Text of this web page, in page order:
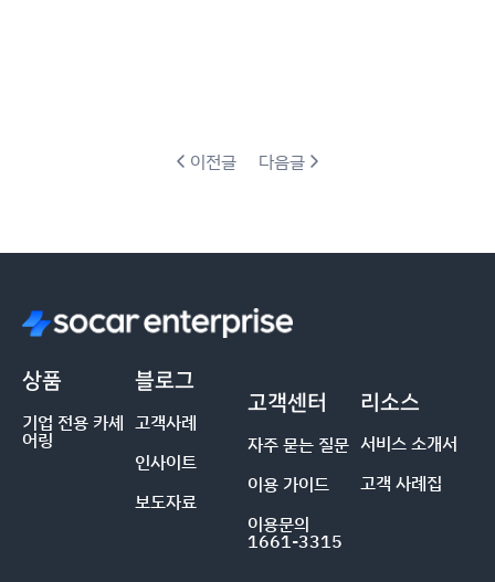
이전글 다음글
상품
기업 전용 카셰
어링
블로그
고객사례
인사이트
보도자료
고객센터
자주 묻는 질문
이용 가이드
이용문의
1661-3315
리소스
서비스 소개서
고객 사례집